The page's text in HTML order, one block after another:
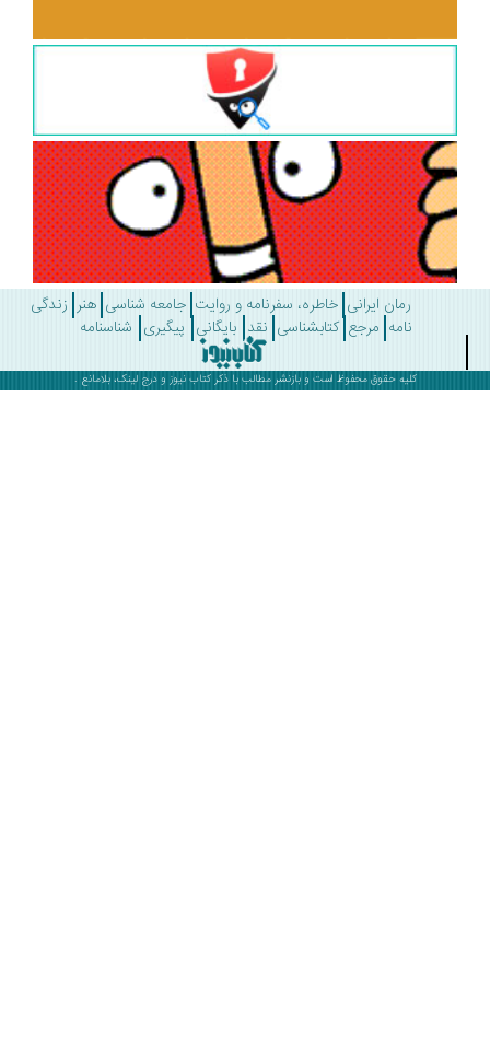
رمان ایرانی خاطره، سفرنامه و روایت جامعه شناسی هنر زندگی
مرجع کتابشناسی نقد بایگانی پیگیری شناسنامه
کلیه حقوق محفوظ است و بازنشر مطالب با ذکرکتاب نیوز و درج لینک، بلامانع .